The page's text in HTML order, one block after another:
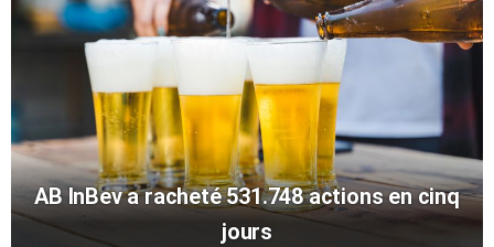
AB InBev a racheté 531.748 actions en cinq
jours